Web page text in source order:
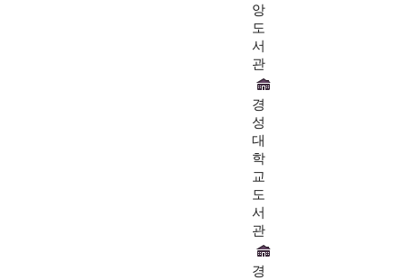
앙
도
서
관
경
성
대
학
교
도
서
관
경